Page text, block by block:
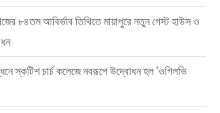
৮৪তম আবির্ভাব তিথিতে মায়াপুরে নতুন গেস্ট হাউস ও
স্কটিশ চার্চ কলেজে নবরূপে উদ্বোধন হল ‘ওগিলভি